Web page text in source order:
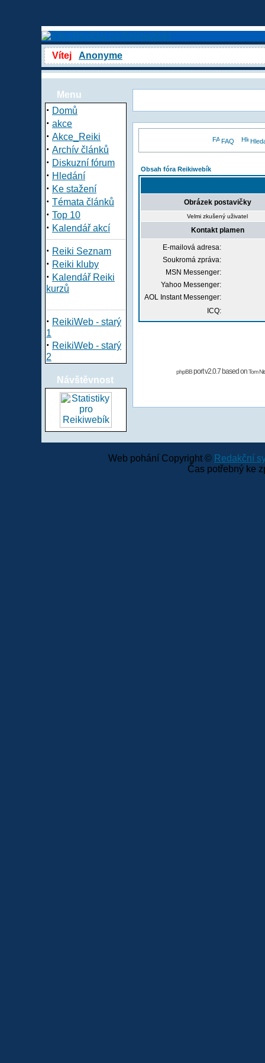
Vítej Anonyme
Menu
· Domů
· akce
· Akce_Reiki
· Archív článků
· Diskuzní fórum
· Hledání
· Ke stažení
· Témata článků
· Top 10
· Kalendář akcí
· Reiki Seznam
· Reiki kluby
· Kalendář Reiki
kurzů
· ReikiWeb - starý
1
· ReikiWeb - starý
2
Návštěvnost
FAQ
Obsah fóra Reikiwebík
Obrázek postavičky
Velmi zkušený uživatel
Kontakt plamen
E-mailová adresa:
Soukromá zpráva:
MSN Messenger:
Yahoo Messenger:
AOL Instant Messenger:
ICQ:
phpBBport v2.0.7 based onTom
Web pohání Copyright © Redakční
Čas potřebný ke